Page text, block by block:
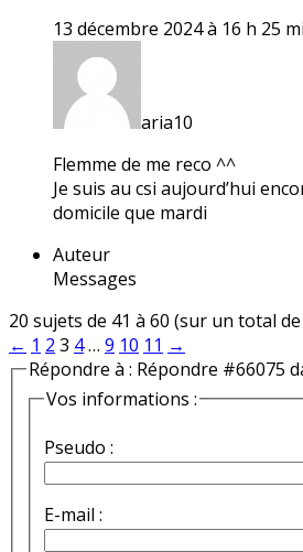
13 décembre 2024 à 16 h 25
aria10
Flemme de me reco ^^
Je suis au csi aujourd’hui
domicile que mardi
Auteur
Messages
20 sujets de 41 à 60 (sur un total de
← 1 2 3 4… 9 10 11 →
Répondre à : Répondre #66075
Vos informations :
Pseudo :
E-mail :